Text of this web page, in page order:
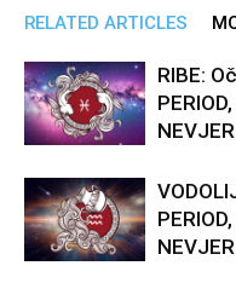
RELATED ARTICLES
RIBE: